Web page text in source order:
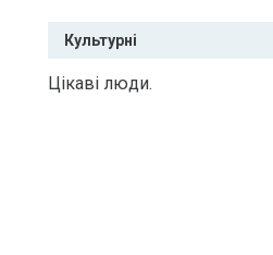
Культурні
Цікаві люди.